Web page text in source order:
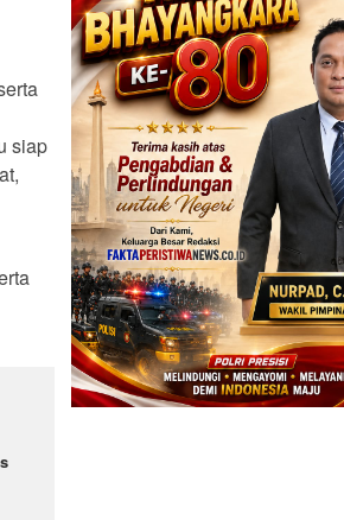
siap